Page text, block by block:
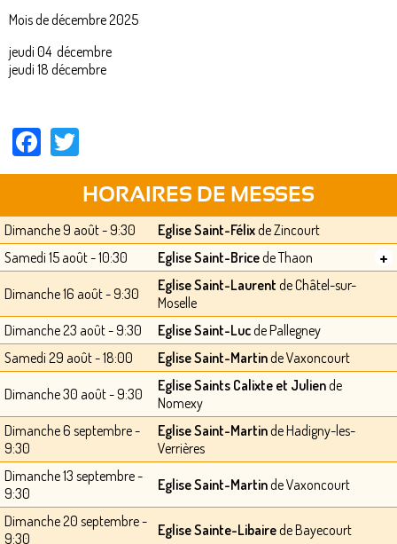
Mois de décembre 2025
jeudi 04 décembre
jeudi 18 décembre
Facebook
HORAIRES DE MESSES
Dimanche 9 août - 9:30 Eglise Saint-Félixde Zincourt
Samedi 15 août - 10:30
Eglise Saint-Bricede Thaon +
Dimanche 16 août - 9:30 Eglise Saint-Laurent de Châtel-sur-
Moselle
Dimanche 23 août - 9:30
Eglise Saint-Lucde Pallegney
Samedi 29 août - 18:00
Eglise Saint-Martinde Vaxoncourt
Dimanche 30 août - 9:30 Eglise Saints Calixte et Juliende
Nomexy
Dimanche 6 septembre -
9:30
Eglise Saint-Martinde Hadigny-les-
Verrières
Dimanche 13 septembre -
9:30
Eglise Saint-Martinde Vaxoncourt
Dimanche 20 septembre -
9:30
Eglise Sainte-Libairede Bayecourt